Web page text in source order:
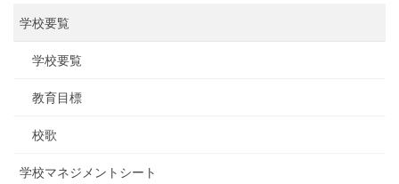
学校要覧
学校要覧
教育目標
校歌
学校マネジメントシート